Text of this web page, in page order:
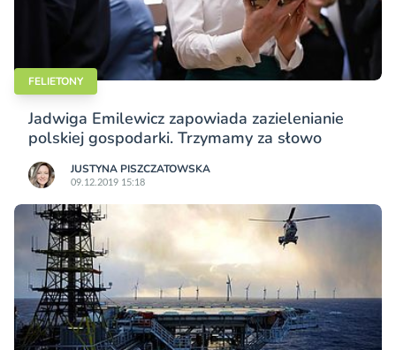
FELIETONY
Jadwiga Emilewicz zapowiada zazielenianie
polskiej gospodarki. Trzymamy za słowo
JUSTYNA PISZCZATOWSKA
09.12.2019 15:18